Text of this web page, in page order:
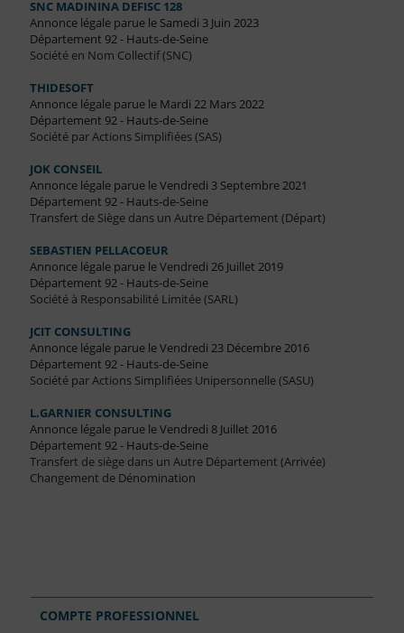
SNC MADININA DEFISC 128
Annonce légale parue le Samedi 3 Juin 2023
Département 92 - Hauts-de-Seine
Société en Nom Collectif (SNC)
THIDESOFT
Annonce légale parue le Mardi 22 Mars 2022
Département 92 - Hauts-de-Seine
Société par Actions Simplifiées (SAS)
JOK CONSEIL
Annonce légale parue le Vendredi 3 Septembre 2021
Département 92 - Hauts-de-Seine
Transfert de Siège dans un Autre Département (Départ)
SEBASTIEN PELLACOEUR
Annonce légale parue le Vendredi 26 Juillet 2019
Département 92 - Hauts-de-Seine
Société à Responsabilité Limitée (SARL)
JCIT CONSULTING
Annonce légale parue le Vendredi 23 Décembre 2016
Département 92 - Hauts-de-Seine
Société par Actions Simplifiées Unipersonnelle (SASU)
L.GARNIER CONSULTING
Annonce légale parue le Vendredi 8 Juillet 2016
Département 92 - Hauts-de-Seine
Transfert de siège dans un Autre Département (Arrivée)
Changement de Dénomination
COMPTE PROFESSIONNEL